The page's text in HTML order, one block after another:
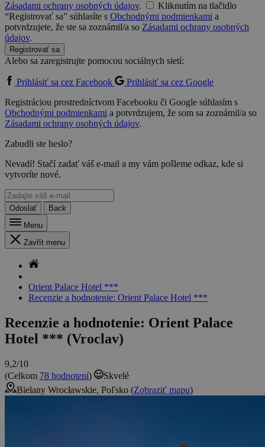
Zásadami ochrany osobných údajov.
Kliknutím na tlačidlo
“Registrovať sa” súhlasíte s Obchodnými podmienkami a
potvrdzujete, že ste sa zoznámil/a so Zásadami ochrany osobných
údajov.
Registrovať sa
Alebo sa zaregistrujte pomocou sociálnych sietí:
Prihlásiť sa cez Facebook
Prihlásiť sa cez Google
Registráciou prostredníctvom Facebooku či Google súhlasím s
Obchodnými podmienkami a potvrdzujem, že som sa zoznámil/a so
Zásadami ochrany osobných údajov.
Zabudli ste heslo?
Nevadí! Stačí zadať váš e-mail a my vám pošleme odkaz, kde si
vytvoríte nové.
Odoslať
Back
Menu
Zavřít menu
Orient Palace Hotel ***
Recenzie a hodnotenie: Orient Palace Hotel ***
Recenzie a hodnotenie: Orient Palace
Hotel *** (Vroclav)
9,2/10
(Celkom 78 hodnotení)
Skvelé
Bielany Wrocławskie, Poľsko (Zobraziť mapu)